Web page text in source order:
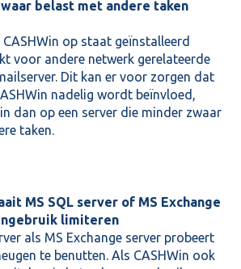
belast met andere taken
op staat geïnstalleerd
voor andere netwerk gerelateerde
Dit kan er voor zorgen dat
nadelig wordt beïnvloed,
dan op een server die minder zwaar
taken.
MS SQL server of MS Exchange
limiteren
als MS Exchange server probeert
te benutten. Als CASHWin ook